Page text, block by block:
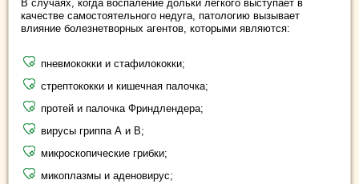
В случаях, когда воспаление дольки легкого выступает в
качестве самостоятельного недуга, патологию вызывает
влияние болезнетворных агентов, которыми являются:
пневмококки и стафилококки;
стрептококки и кишечная палочка;
протей и палочка Фриндлендера;
вирусы гриппа А и В;
микроскопические грибки;
микоплазмы и аденовирус;